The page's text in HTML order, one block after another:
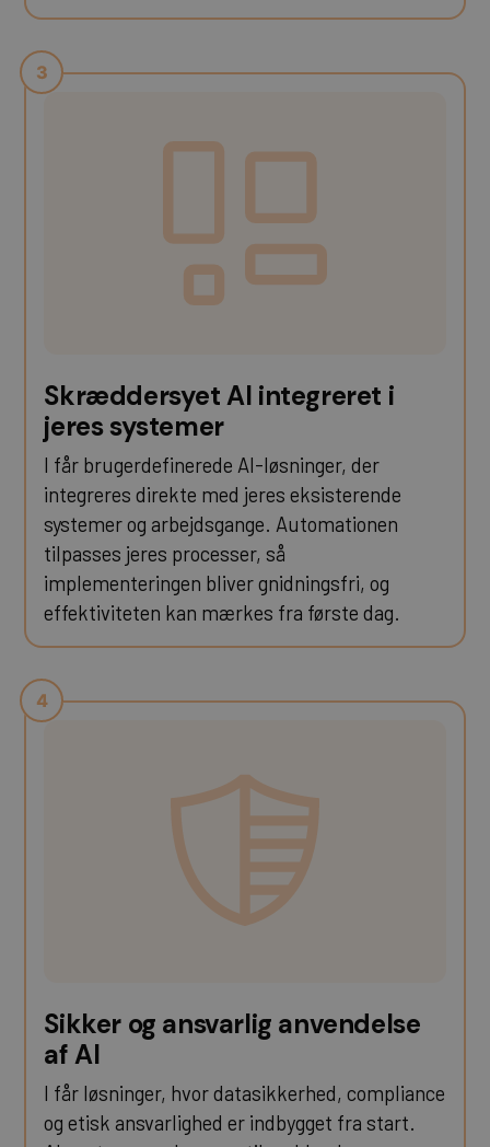
Skræddersyet AI integreret i
jeres systemer
I får brugerdefinerede AI-løsninger, der
integreres direkte med jeres eksisterende
systemer og arbejdsgange. Automationen
tilpasses jeres processer, så
implementeringen bliver gnidningsfri, og
effektiviteten kan mærkes fra første dag.
Sikker og ansvarlig anvendelse
af AI
I får løsninger, hvor datasikkerhed, compliance
og etisk ansvarlighed er indbygget fra start.